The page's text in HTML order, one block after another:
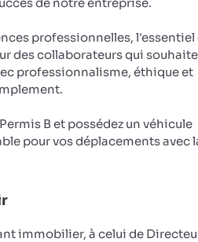
professionnelles, l'essentiel
des collaborateurs qui
professionnalisme, éthique et
B et possédez un véhicule
pour vos déplacements avec
immobilier, à celui de